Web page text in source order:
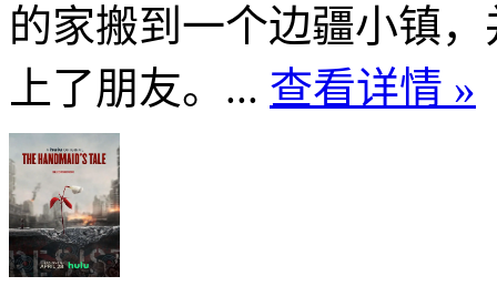
的家搬到一个边疆小镇
上了朋友。... 查看详情 »